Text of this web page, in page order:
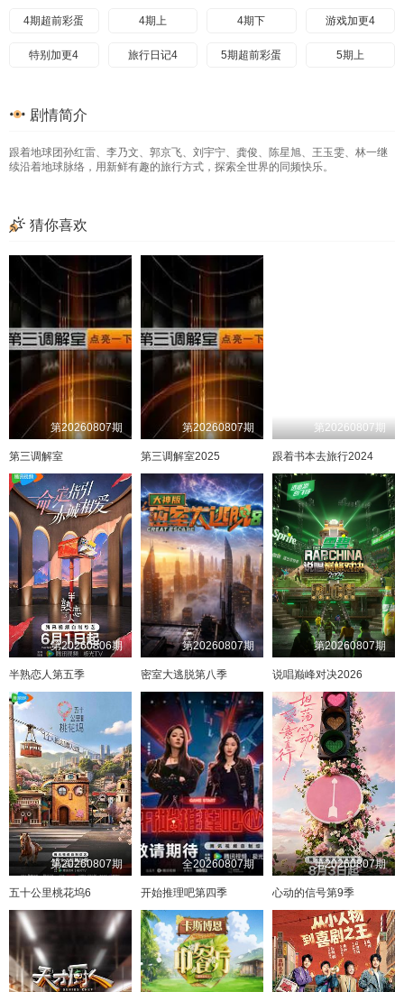
4期超前彩蛋 4期上 4期下 游戏加更4
特别加更4 旅行日记4 5期超前彩蛋 5期上
旅行日记5期下
特别联动 旅行日记6 7期超前彩蛋
剧情简介
跟着地球团孙红雷、李乃文、郭京飞、刘宇宁、龚俊、陈星旭、王玉雯、林一继
续沿着地球脉络，用新鲜有趣的旅行方式，探索全世界的同频快乐。
猜你喜欢
第20260807期
第三调解室
第20260807期
第三调解室2025
第20260807期
跟着书本去旅行2024
第20260806期
半熟恋人第五季
第20260807期
密室大逃脱第八季
第20260807期
说唱巅峰对决2026
第20260807期
五十公里桃花坞6
全20260807期
开始推理吧第四季
第20260807期
心动的信号第9季